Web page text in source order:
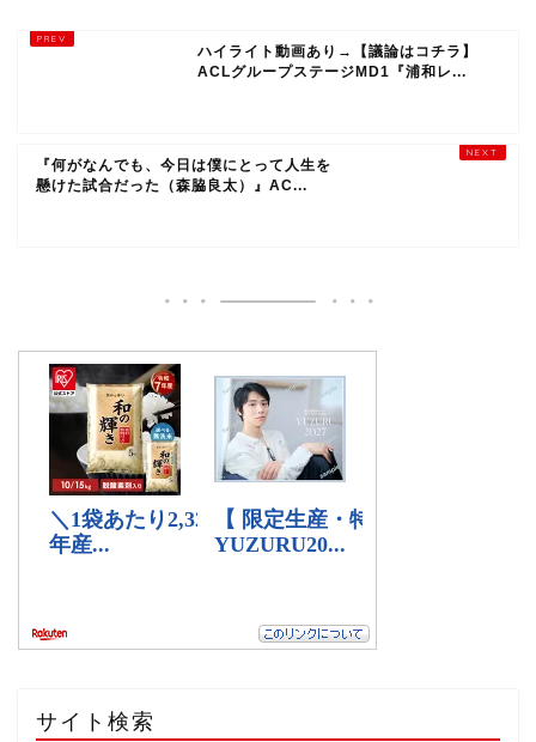
ハイライト動画あり→【議論はコチラ】
ACLグループステージMD1『浦和レ...
『何がなんでも、今日は僕にとって人生を
懸けた試合だった（森脇良太）』AC...
サイト検索